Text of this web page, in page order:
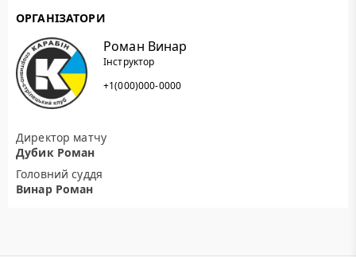
ОРГАНІЗАТОРИ
Роман Винар
Інструктор
+1(000)000-0000
Директор матчу
Дубик Роман
Головний суддя
Винар Роман